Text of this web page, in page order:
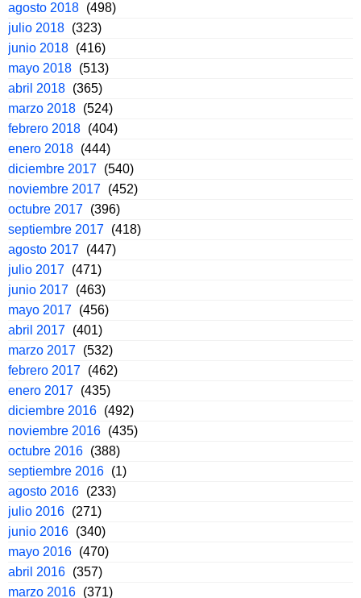
agosto 2018 (498)
julio 2018 (323)
junio 2018 (416)
mayo 2018 (513)
abril 2018 (365)
marzo 2018 (524)
febrero 2018 (404)
enero 2018 (444)
diciembre 2017 (540)
noviembre 2017 (452)
octubre 2017 (396)
septiembre 2017 (418)
agosto 2017 (447)
julio 2017 (471)
junio 2017 (463)
mayo 2017 (456)
abril 2017 (401)
marzo 2017 (532)
febrero 2017 (462)
enero 2017 (435)
diciembre 2016 (492)
noviembre 2016 (435)
octubre 2016 (388)
septiembre 2016 (1)
agosto 2016 (233)
julio 2016 (271)
junio 2016 (340)
mayo 2016 (470)
abril 2016 (357)
marzo 2016 (371)